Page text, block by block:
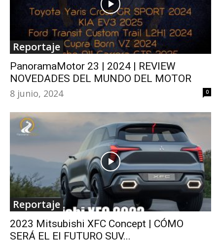
Reportaje
PanoramaMotor 23 | 2024 | REVIEW
NOVEDADES DEL MUNDO DEL MOTOR
8 junio, 2024
0
Reportaje
2023 Mitsubishi XFC Concept | CÓMO
SERÁ EL El FUTURO SUV...